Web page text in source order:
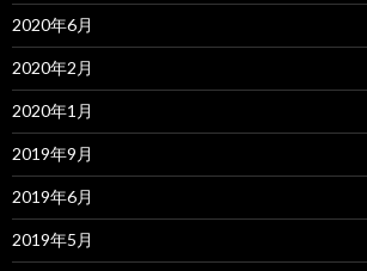
2020年6月
2020年2月
2020年1月
2019年9月
2019年6月
2019年5月